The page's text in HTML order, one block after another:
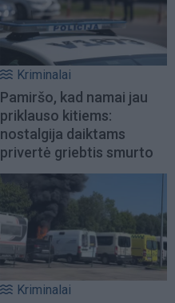
Kriminalai
Pamiršo, kad namai jau
priklauso kitiems:
nostalgija daiktams
privertė griebtis smurto
Kriminalai